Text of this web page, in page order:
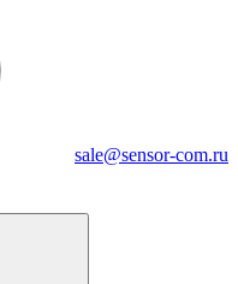
sale@sensor-com.ru